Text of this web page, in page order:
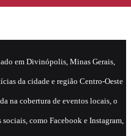
em Divinópolis, Minas Gerais,
da cidade e região Centro-Oeste
na cobertura de eventos locais, o
como Facebook e Instagram,